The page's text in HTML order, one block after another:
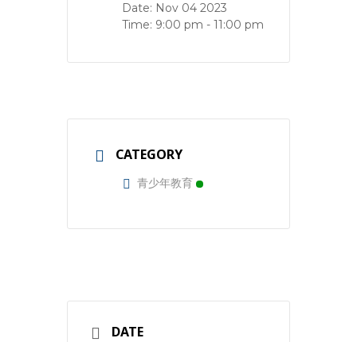
Date: Nov 04 2023
Time: 9:00 pm - 11:00 pm
CATEGORY
青少年教育
DATE